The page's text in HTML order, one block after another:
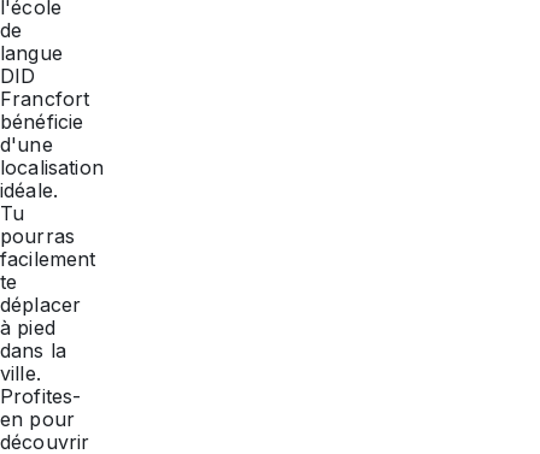
l'école
de
langue
DID
Francfort
bénéficie
d'une
localisation
idéale.
Tu
pourras
facilement
te
déplacer
à pied
dans la
ville.
Profites-
en pour
découvrir